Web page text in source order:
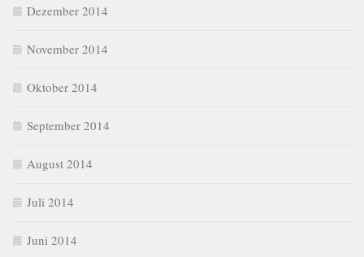
Dezember 2014
November 2014
Oktober 2014
September 2014
August 2014
Juli 2014
Juni 2014